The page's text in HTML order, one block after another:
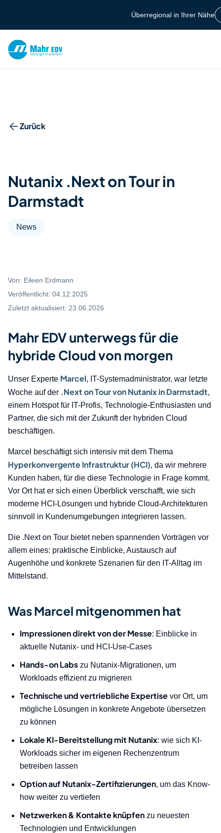
Überregional in Ihrer Nähe
Zurück
Nutanix .Next on Tour in
Darmstadt
News
Von: Eileen Erdmann
Veröffentlicht: 04.12.2025
Zuletzt aktualisiert: 23.06.2026
Mahr EDV unterwegs für die
hybride Cloud von morgen
Unser Experte Marcel, IT-Systemadministrator, war letzte
Woche auf der .Next on Tour von Nutanix in Darmstadt,
einem Hotspot für IT-Profis, Technologie-Enthusiasten und
Partner, die sich mit der Zukunft der hybriden Cloud
beschäftigen.
Marcel beschäftigt sich intensiv mit dem Thema
Hyperkonvergente Infrastruktur (HCI), da wir mehrere
Kunden haben, für die diese Technologie in Frage kommt.
Vor Ort hat er sich einen Überblick verschafft, wie sich
moderne HCI-Lösungen und hybride Cloud-Architekturen
sinnvoll in Kundenumgebungen integrieren lassen.
Die .Next on Tour bietet neben spannenden Vorträgen vor
allem eines: praktische Einblicke, Austausch auf
Augenhöhe und konkrete Szenarien für den IT-Alltag im
Mittelstand.
Was Marcel mitgenommen hat
Impressionen direkt von der Messe: Einblicke in
aktuelle Nutanix- und HCI-Use-Cases
Hands-on Labs zu Nutanix-Migrationen, um
Workloads effizient zu migrieren
Technische und vertriebliche Expertise vor Ort, um
mögliche Lösungen in konkrete Angebote übersetzen
zu können
Lokale KI-Bereitstellung mit Nutanix: wie sich KI-
Workloads sicher im eigenen Rechenzentrum
betreiben lassen
Option auf Nutanix-Zertifizierungen, um das Know-
how weiter zu vertiefen
Netzwerken & Kontakte knüpfen zu neuesten
Technologien und Entwicklungen